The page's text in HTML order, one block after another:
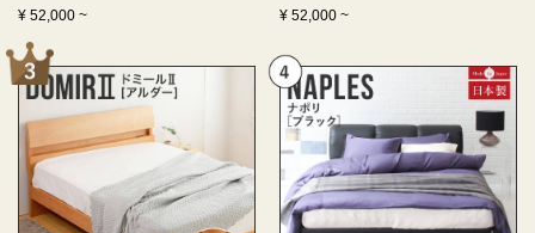
¥ 52,000 ~ ¥ 52,000 ~